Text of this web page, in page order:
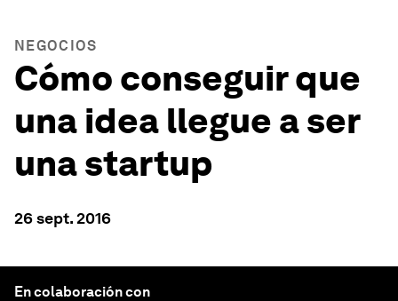
NEGOCIOS
Cómo conseguir que
una idea llegue a ser
una startup
26 sept. 2016
En colaboración con